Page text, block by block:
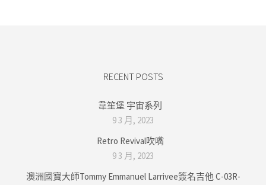
RECENT POSTS
韋笙堡 宇宙系列
9 3 月, 2023
Retro Revival吹嘴
9 3 月, 2023
澳洲國寶大師Tommy Emmanuel Larrivee簽名吉他 C-03R-